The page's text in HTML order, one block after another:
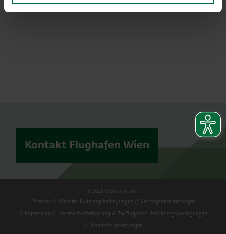
Kontakt Flughafen Wien
© 2026 Vienna Airport
Sitemap
Website-Nutzungsbedingungen
Vertragsbestimmungen
Impressum
Datenschutzerklärung
Zivilflugplatz-Benützungsbedingungen
Brandschutzleistungen